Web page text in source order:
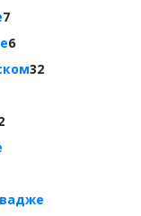
7
6
32